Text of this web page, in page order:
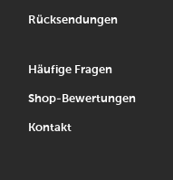
Rücksendungen
Häufige Fragen
Shop-Bewertungen
Kontakt